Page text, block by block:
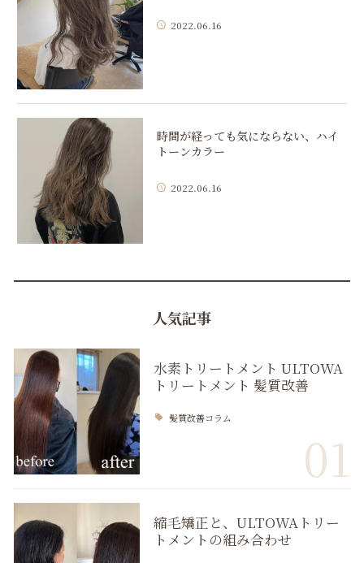
2022.06.16
時間が経っても気にならない、ハイ
トーンカラー
2022.06.16
人気記事
水素トリートメント ULTOWA
トリートメント 髪質改善
髪質改善コラム
01
縮毛矯正と、ULTOWAトリー
トメントの組み合わせ